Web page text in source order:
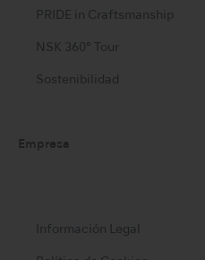
PRIDE in Craftsmanship
NSK 360° Tour
Sostenibilidad
Empresa
Información Legal